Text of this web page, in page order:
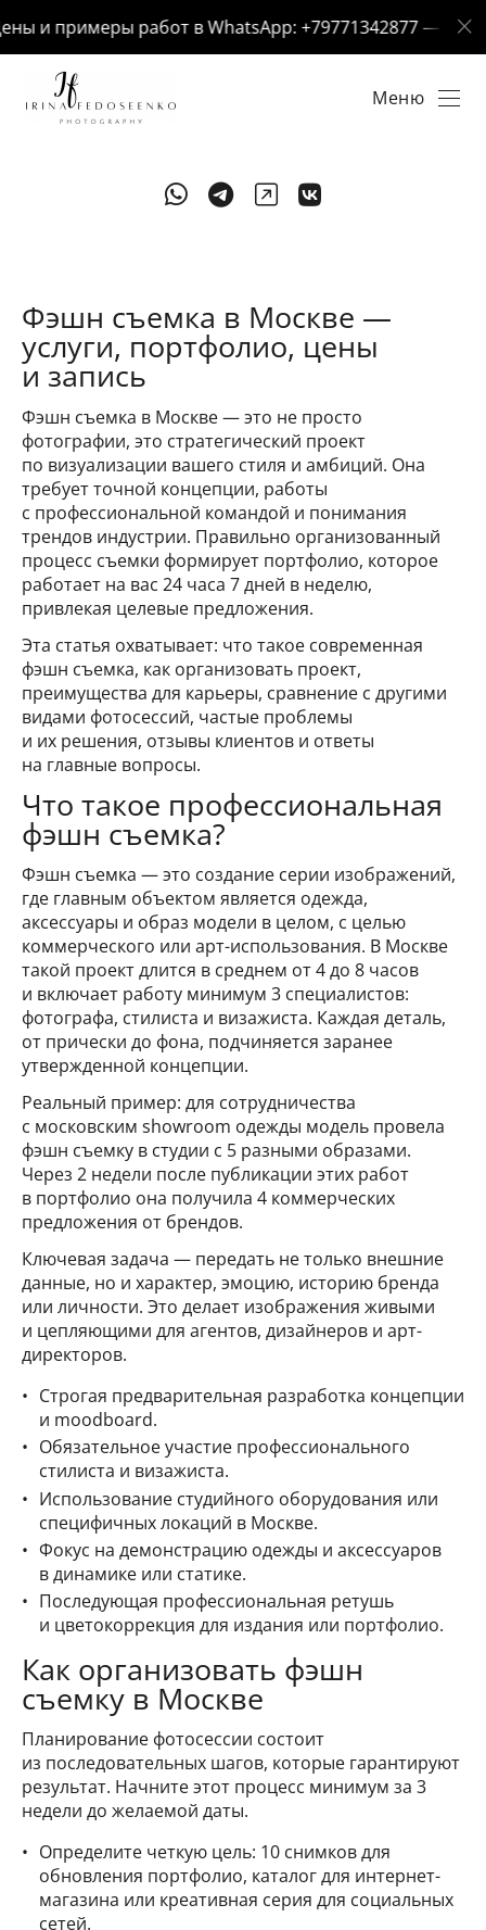
и примеры работ в WhatsApp: +79771342877 —
Меню
Фэшн съемка в Москве —
услуги, портфолио, цены
и запись
Фэшн съемка в Москве — это не просто
фотографии, это стратегический проект
по визуализации вашего стиля и амбиций. Она
требует точной концепции, работы
с профессиональной командой и понимания
трендов индустрии. Правильно организованный
процесс съемки формирует портфолио, которое
работает на вас 24 часа 7 дней в неделю,
привлекая целевые предложения.
Эта статья охватывает: что такое современная
фэшн съемка, как организовать проект,
преимущества для карьеры, сравнение с другими
видами фотосессий, частые проблемы
и их решения, отзывы клиентов и ответы
на главные вопросы.
Что такое профессиональная
фэшн съемка?
Фэшн съемка — это создание серии изображений,
где главным объектом является одежда,
аксессуары и образ модели в целом, с целью
коммерческого или арт-использования. В Москве
такой проект длится в среднем от 4 до 8 часов
и включает работу минимум 3 специалистов:
фотографа, стилиста и визажиста. Каждая деталь,
от прически до фона, подчиняется заранее
утвержденной концепции.
Реальный пример: для сотрудничества
с московским showroom одежды модель провела
фэшн съемку в студии с 5 разными образами.
Через 2 недели после публикации этих работ
в портфолио она получила 4 коммерческих
предложения от брендов.
Ключевая задача — передать не только внешние
данные, но и характер, эмоцию, историю бренда
или личности. Это делает изображения живыми
и цепляющими для агентов, дизайнеров и арт-
директоров.
Строгая предварительная разработка концепции
и moodboard.
Обязательное участие профессионального
стилиста и визажиста.
Использование студийного оборудования или
специфичных локаций в Москве.
Фокус на демонстрацию одежды и аксессуаров
в динамике или статике.
Последующая профессиональная ретушь
и цветокоррекция для издания или портфолио.
Как организовать фэшн
съемку в Москве
Планирование фотосессии состоит
из последовательных шагов, которые гарантируют
результат. Начните этот процесс минимум за 3
недели до желаемой даты.
Определите четкую цель: 10 снимков для
обновления портфолио, каталог для интернет-
магазина или креативная серия для социальных
сетей.